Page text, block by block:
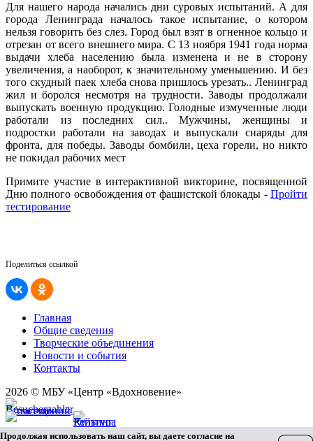
Для нашего народа начались дни суровых испытаний. А для
города Ленинграда началось такое испытание, о котором
нельзя говорить без слез. Город был взят в огненное кольцо и
отрезан от всего внешнего мира. С 13 ноября 1941 года норма
выдачи хлеба населению была изменена и не в сторону
увеличения, а наоборот, к значительному уменьшению. И без
того скудный паек хлеба снова пришлось урезать.. Ленинград
жил и боролся несмотря на трудности. Заводы продолжали
выпускать военную продукцию. Голодные измученные люди
работали из последних сил.. Мужчины, женщины и
подростки работали на заводах и выпускали снаряды для
фронта, для победы. Заводы бомбили, цеха горели, но никто
не покидал рабочих мест
Примите участие в интерактивной викторине, посвященной
Дню полного освобождения от фашистской блокады - Пройти
тестирование
Поделиться ссылкой
Главная
Общие сведения
Творческие объединения
Новости и события
Контакты
2026 © МБУ «Центр «Вдохновение»
Карта сайта
Продолжая использовать наш сайт, вы даете согласие на